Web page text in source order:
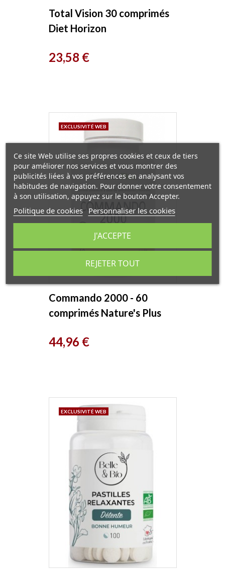
Total Vision 30 comprimés
Diet Horizon
Prix
23,58 €
Commando 2000 - 60
comprimés Nature's Plus
Prix
44,96 €
EXCLUSIVITÉ WEB
EXCLUSIVITÉ WEB
Ce site Web utilise ses propres cookies et ceux de tiers
pour améliorer nos services et vous montrer des
publicités liées à vos préférences en analysant vos
habitudes de navigation. Pour donner votre consentement
à son utilisation, appuyez sur le bouton Accepter.
Politique de cookies Personnaliser les cookies
REJETER TOUT
J'ACCEPTE